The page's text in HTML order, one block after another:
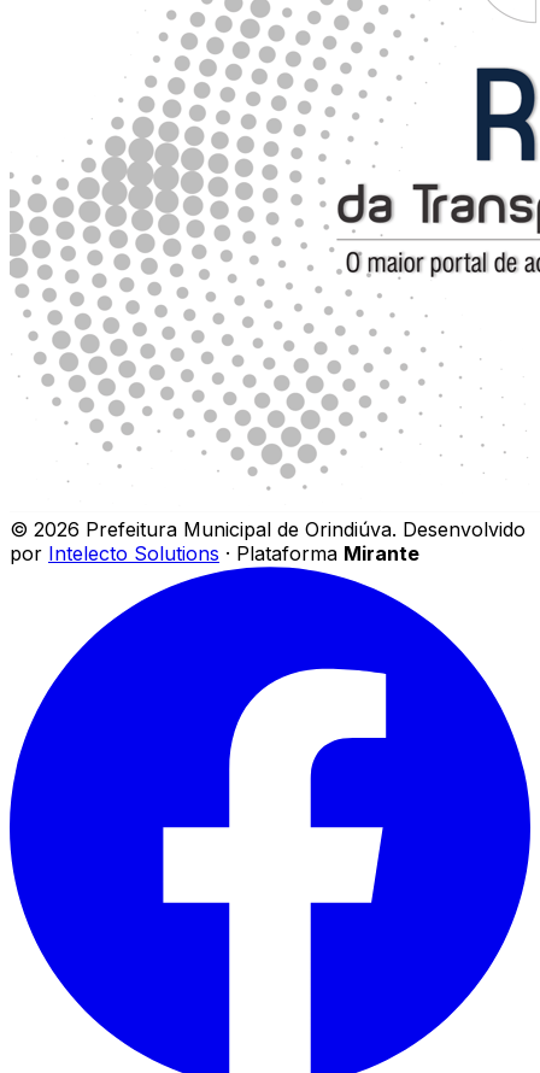
© 2026 Prefeitura Municipal de Orindiúva. Desenvolvido
por Intelecto Solutions · Plataforma Mirante